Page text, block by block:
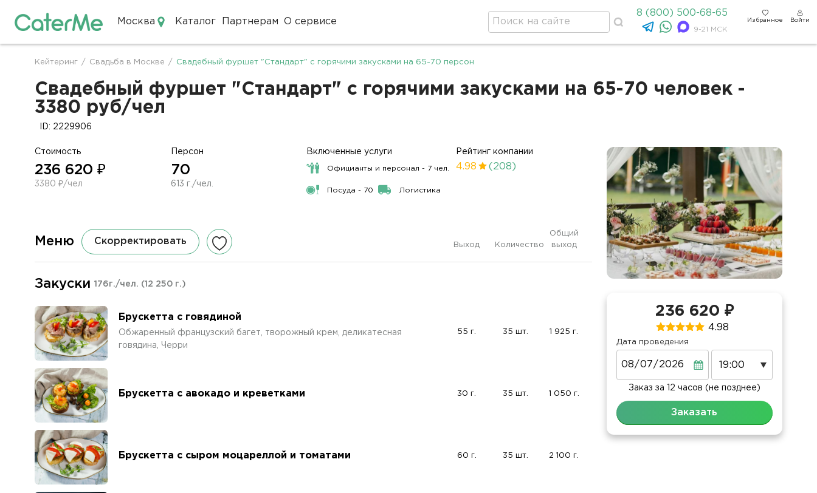
Москва Каталог Партнерам О сервисе
8 (800) 500-68-65
9-21 МСК
Избранное Войти
Строка
навигации
Кейтеринг / Свадьба в Москве / Свадебный фуршет "Стандарт" с горячими закусками на 65-70 персон
Свадебный фуршет "Стандарт" с горячими закусками на 65-70 человек -
3380 руб/чел
ID: 2229906
Стоимость
236 620 ₽
3380 ₽/чел
Персон
70
613 г./чел.
Включенные услуги
Официанты и персонал - 7 чел.
Посуда - 70 Логистика
Рейтинг компании
4.98 (208)
Меню Скорректировать Выход Количество
Общий
выход
Закуски 176г./чел. (12 250 г.)
Брускетта с говядиной
Обжаренный французский багет, творожный крем, деликатесная
говядина, Черри
55 г. 35 шт. 1 925 г.
Брускетта с авокадо и креветками 30 г. 35 шт. 1 050 г.
Брускетта с сыром моцареллой и томатами 60 г. 35 шт. 2 100 г.
236 620 ₽
4.98
Дата проведения
Заказ за 12 часов (не позднее)
Заказать